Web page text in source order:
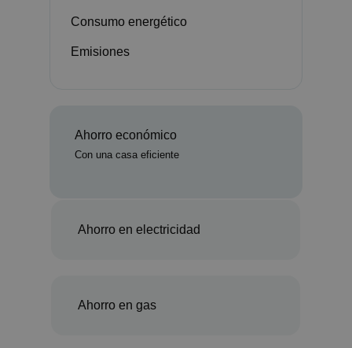
Consumo energético
Emisiones
Ahorro económico
Con una casa eficiente
Ahorro en electricidad
Ahorro en gas